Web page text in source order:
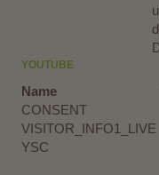
YOUTUBE
Name
CONSENT
VISITOR_INFO1_LIVE
YSC